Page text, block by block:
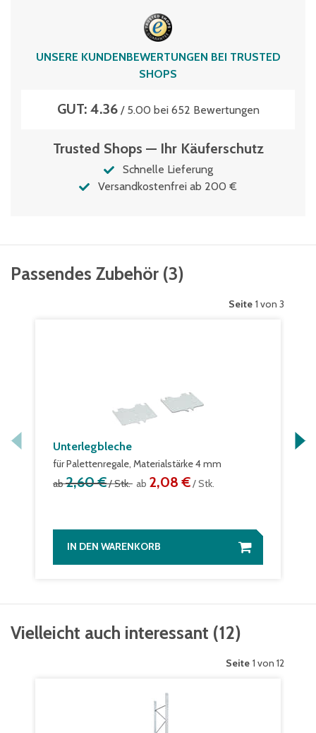
UNSERE KUNDENBEWERTUNGEN BEI TRUSTED
SHOPS
GUT: 4.36/ 5.00 bei 652 Bewertungen
Trusted Shops — Ihr Käuferschutz
Schnelle Lieferung
Versandkostenfrei ab 200 €
Passendes Zubehör (3)
Seite 1 von 3
Unterlegbleche
für Palettenregale, Materialstärke 4 mm
ab2,60 €/ Stk. ab 2,08 €/ Stk.
IN DEN WARENKORB
Vielleicht auch interessant (12)
Seite 1 von 12